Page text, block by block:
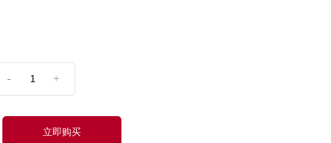
- +
立即购买